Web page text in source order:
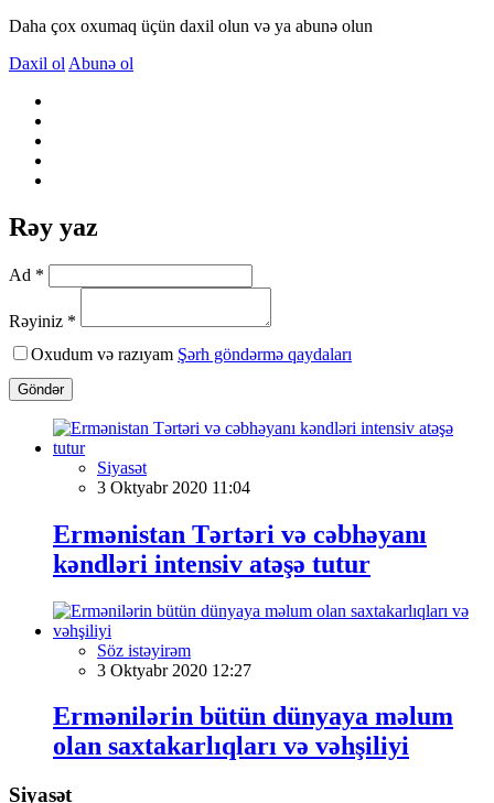
Daha çox oxumaq üçün daxil olun və ya abunə olun
Daxil ol Abunə ol
Rəy yaz
Ad *
Rəyiniz *
Oxudum və razıyam Şərh göndərmə qaydaları
Göndər
Siyasət
3 Oktyabr 2020 11:04
Ermənistan Tərtəri və cəbhəyanı
kəndləri intensiv atəşə tutur
Söz istəyirəm
3 Oktyabr 2020 12:27
Ermənilərin bütün dünyaya məlum
olan saxtakarlıqları və vəhşiliyi
Siyasət